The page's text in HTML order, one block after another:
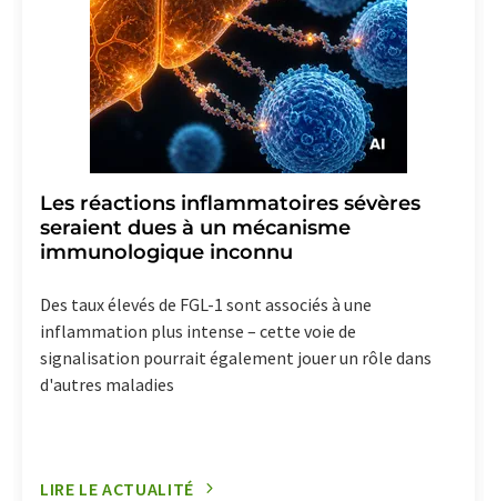
Les réactions inflammatoires sévères
seraient dues à un mécanisme
immunologique inconnu
Des taux élevés de FGL-1 sont associés à une
inflammation plus intense – cette voie de
signalisation pourrait également jouer un rôle dans
d'autres maladies
LIRE LE ACTUALITÉ